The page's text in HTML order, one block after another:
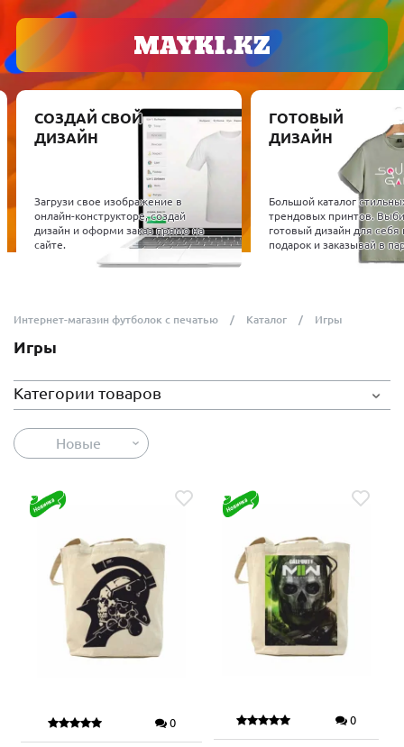
ГОТОВЫЙ
ДИЗАЙН
Большой каталог стильных и
трендовых принтов. Выбирай
готовый дизайн для себя или в
подарок и заказывай в пару кликов.
работаем.
термопрессы
материалы.
Интернет-магазин футболок с печатью Каталог Игры
Игры
Категории товаров
Новые
0 0